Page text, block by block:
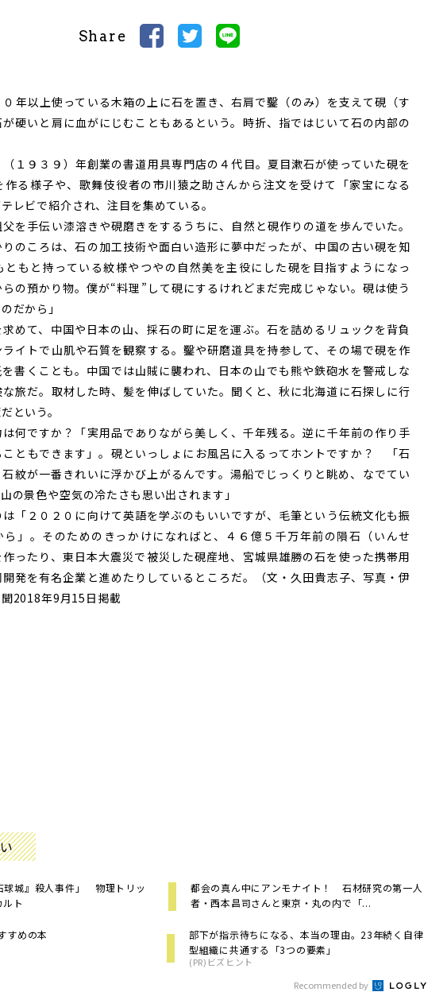
Share
年以上使っている木箱の上に石を置き、右肩で鑿（のみ）を支えて硯（す
硬いと肩に血がにじむこともあるという。時折、指ではじいて石の内部の
１９３９）年創業の書道用具専門店の４代目。夏目漱石が使っていた硯を
作る様子や、歌舞伎役者の市川猿之助さんから注文を受けて「家宝になる
レビで紹介され、注目を集めている。
を手伝い漆溶きや硯磨きをするうちに、自然と硯作りの道を歩んでいた。
のころは、石の加工技術や面白い造形に夢中だったが、中国の古い硯を知
ともと持っている紋様やつやの自然美を主役にした硯を目指すようになっ
の預かり物。僕が“料理”して硯にするけれどまだ完成じゃない。硯は使う
だから」
めて、中国や日本の山、採石の町に足を運ぶ。石を詰めるリュックを背負
イトで山肌や石質を観察する。鑿や研磨道具を持参して、その場で硯を作
書くことも。中国では山賊に襲われ、日本の山でも熊や鉄砲水を警戒しな
旅だ。取材した時、髪を伸ばしていた。聞くと、秋に北海道に石探しに行
という。
何ですか？「実用品でありながら美しく、千年残る。逆に千年前の作り手
こともできます」。硯といっしょにお風呂に入るってホントですか？ 「石
紋が一番きれいに浮かび上がるんです。湯船でじっくりと眺め、なでてい
の景色や空気の冷たさも思い出されます」
「２０２０に向けて英語を学ぶのもいいですが、毛筆という伝統文化も振
ら」。そのためのきっかけになればと、４６億５千万年前の隕石（いんせ
ったり、東日本大震災で被災した硯産地、宮城県雄勝の石を使った携帯用
発を有名企業と進めたりしているところだ。（文・久田貴志子、写真・伊
2018年9月15日掲載
球城』殺人事件」 物理トリッ
ト
都会の真ん中にアンモナイト！ 石材研究の第一人
者・西本昌司さんと東京・丸の内で「...
すめの本
部下が指示待ちになる、本当の理由。23年続く自律
型組織に共通する「3つの要素」
(PR)ビズヒント
Recommended by